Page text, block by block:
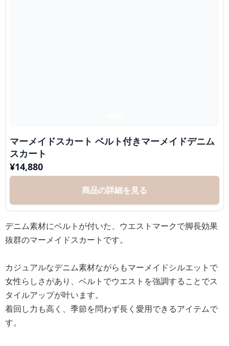
マーメイドスカート ベルト付きマーメイドデニム
スカート
¥14,880
商品の詳細を見る
デニム素材にベルトが付いた、ウエストマークで脚長効果
抜群のマーメイドスカートです。
カジュアルなデニム素材ながらもマーメイドシルエットで
女性らしさがあり、ベルトでウエストを強調することでス
タイルアップが叶います。
着回し力も高く、季節を問わず長く愛用できるアイテムで
す。